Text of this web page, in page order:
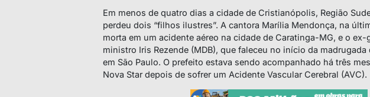
Em menos de quatro dias a cidade de Cristianópolis, Região
perdeu dois “filhos ilustres”. A cantora Marília Mendonça, na
morta em um acidente aéreo na cidade de Caratinga-MG, e o ex-
ministro Iris Rezende (MDB), que faleceu no início da
em São Paulo. O prefeito estava sendo acompanhado há três
Nova Star depois de sofrer um Acidente Vascular Cerebral (AVC).